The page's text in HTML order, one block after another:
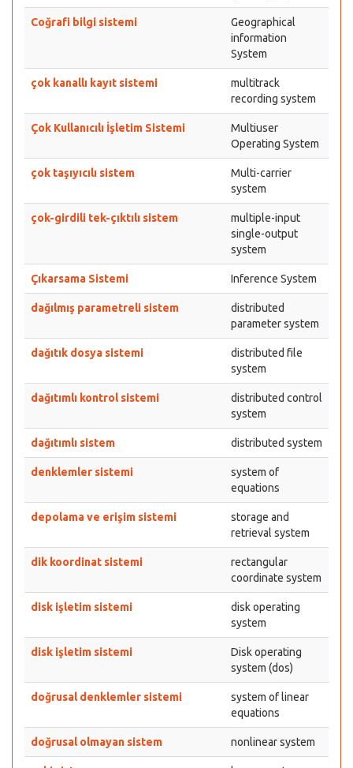
Coğrafi bilgi sistemi
Geographical
information
System
çok kanallı kayıt sistemi
multitrack
recording system
Çok Kullanıcılı İşletim Sistemi
Multiuser
Operating System
çok taşıyıcılı sistem
Multi-carrier
system
çok-girdili tek-çıktılı sistem
multiple-input
single-output
system
Çıkarsama Sistemi Inference System
dağılmış parametreli sistem
distributed
parameter system
dağıtık dosya sistemi
distributed file
system
dağıtımlı kontrol sistemi
distributed control
system
dağıtımlı sistem distributed system
denklemler sistemi
system of
equations
depolama ve erişim sistemi
storage and
retrieval system
dik koordinat sistemi
rectangular
coordinate system
disk işletim sistemi
disk operating
system
disk işletim sistemi
Disk operating
system (dos)
doğrusal denklemler sistemi
system of linear
equations
doğrusal olmayan sistem nonlinear system